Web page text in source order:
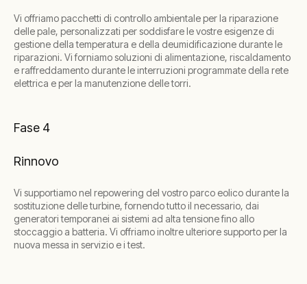
Vi offriamo pacchetti di controllo ambientale per la riparazione
delle pale, personalizzati per soddisfare le vostre esigenze di
gestione della temperatura e della deumidificazione durante le
riparazioni. Vi forniamo soluzioni di alimentazione, riscaldamento
e raffreddamento durante le interruzioni programmate della rete
elettrica e per la manutenzione delle torri.
Fase 4
Rinnovo
Vi supportiamo nel repowering del vostro parco eolico durante la
sostituzione delle turbine, fornendo tutto il necessario, dai
generatori temporanei ai sistemi ad alta tensione fino allo
stoccaggio a batteria. Vi offriamo inoltre ulteriore supporto per la
nuova messa in servizio e i test.